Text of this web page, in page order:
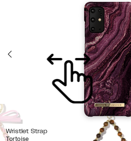
Wristlet Strap
Tortoise